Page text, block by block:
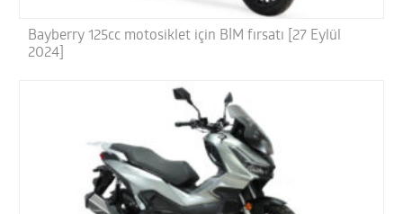
Bayberry 125cc motosiklet için BİM fırsatı [27 Eylül
2024]